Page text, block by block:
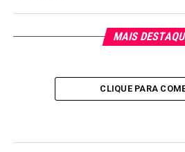
MAIS
CLIQUE PARA